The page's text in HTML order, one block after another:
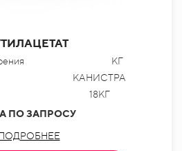
КГ
КАНИСТРА
18КГ
ПО ЗАПРОСУ